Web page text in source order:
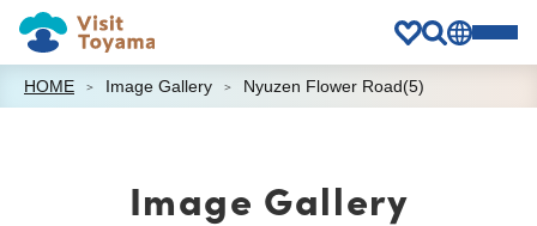
HOME Image Gallery Nyuzen Flower Road(5)
Image Gallery